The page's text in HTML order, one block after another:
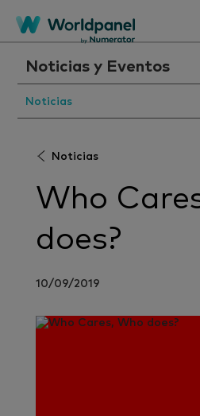
Noticias y Eventos
Noticias
Noticias
Who
does?
10/09/2019